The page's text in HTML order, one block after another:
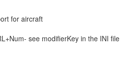
for aircraft
see modifierKey in the INI file